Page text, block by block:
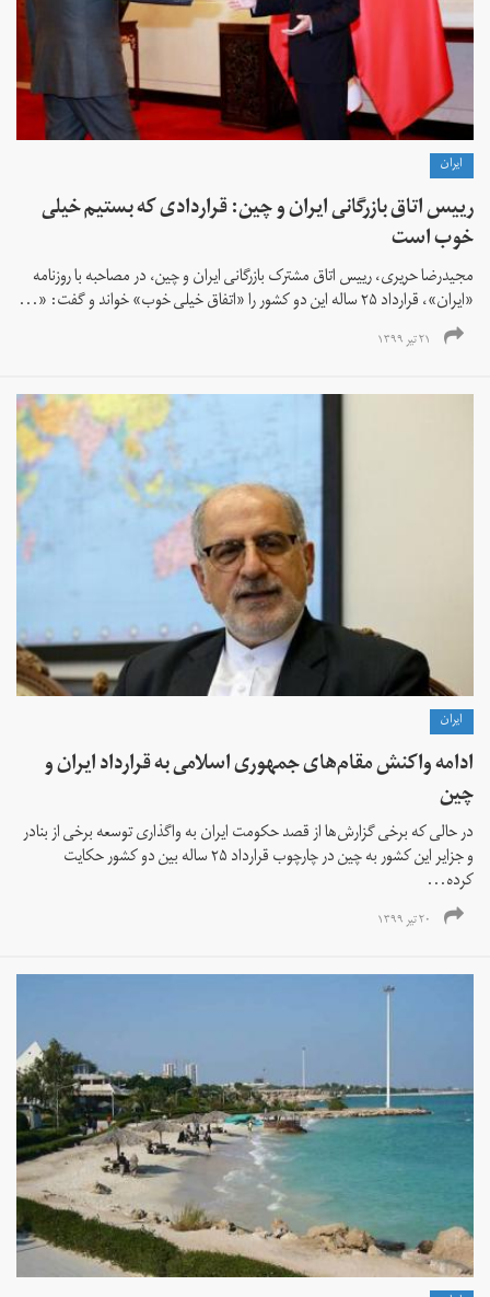
ايران
رییس اتاق بازرگانی ایران و چین: قراردادی که بستیم خیلی
خوب است
مجیدرضا حریری، رییس اتاق مشترک بازرگانی ایران و چین، در مصاحبه با روزنامه
«ایران»، قرارداد ۲۵ ساله این دو کشور را «‌اتفاق خیلی خوب» خواند و گفت: «...
۲۱ تیر ۱۳۹۹
ايران
ادامه واکنش مقام‌های جمهوری اسلامی به قرارداد ایران و
چین
در حالی که برخی گزارش‌ها از قصد حکومت ایران به واگذاری توسعه برخی از بنادر
و جزایر این کشور به چین در چارچوب قرارداد ۲۵ ساله بین دو کشور حکایت
کرده‌...
۲۰ تیر ۱۳۹۹